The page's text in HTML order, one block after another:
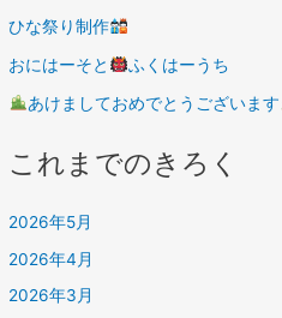
ひな祭り制作
おにはーそと
ふくはーうち
あけましておめでとうございます
これまでのきろく
2026年5月
2026年4月
2026年3月